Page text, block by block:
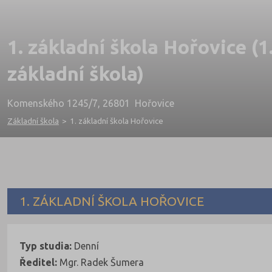
1. základní škola Hořovice
základní škola)
Komenského 1245/7, 26801 Hořovice
Základní škola > 1. základní škola Hořovice
1. ZÁKLADNÍ ŠKOLA HOŘOVICE
Typ studia: Denní
Ředitel: Mgr. Radek Šumera